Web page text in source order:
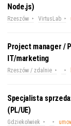
Node.js)
Rzeszów VirtusLab
Project manager /
IT/marketing
Rzeszów / zdalnie
Specjalista
(PL/UE)
Gdziekolwiek